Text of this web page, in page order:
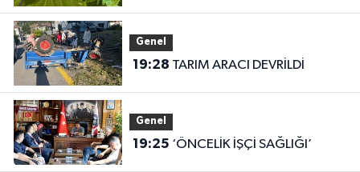
Genel
19:28 TARIM ARACI DEVRİLDİ
Genel
19:25 ‘ÖNCELİK İŞÇİ SAĞLIĞI’